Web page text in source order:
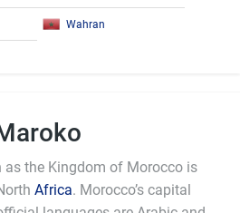
Wahran
as the Kingdom of Morocco is
Africa. Morocco’s capital